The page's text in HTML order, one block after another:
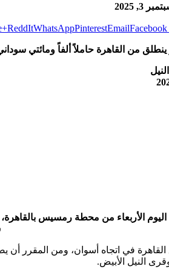
3, 2025
ReddItWhatsAppPinterestEmail
من القاهرة حاملاً ألفاً ومائتي
النيل الأبيض.